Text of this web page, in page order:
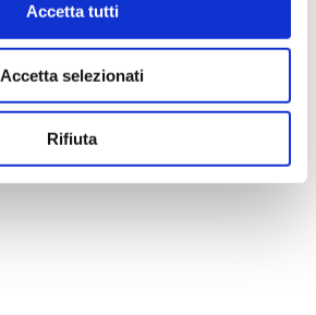
Accetta tutti
Accetta selezionati
Rifiuta